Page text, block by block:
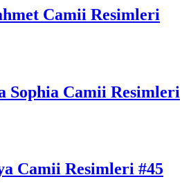
Camii Resimleri
Sophia Camii Resimleri
Camii Resimleri #45